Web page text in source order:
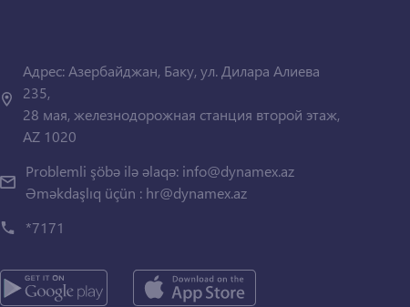
Адрес: Азербайджан, Баку, ул. Дилара Алиева
235,
28 мая, железнодорожная станция второй этаж,
AZ 1020
Problemli şöbə ilə əlaqə: info@dynamex.az
Əməkdaşlıq üçün : hr@dynamex.az
*7171